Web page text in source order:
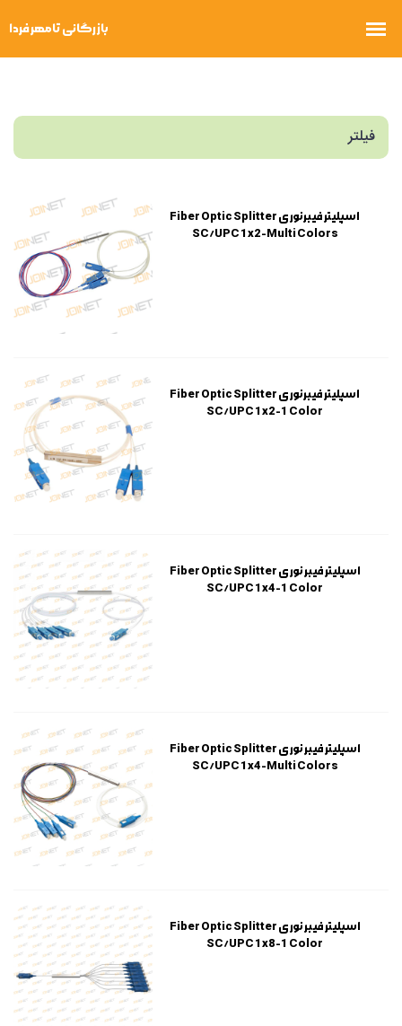
فیلتر
اسپلیتر فیبرنوری Fiber Optic Splitter
SC/UPC 1x2-Multi Colors
اسپلیتر فیبرنوری Fiber Optic Splitter
SC/UPC 1x2-1 Color
اسپلیتر فیبر نوری Fiber Optic Splitter
SC/UPC 1x4-1 Color
اسپلیتر فیبر نوری Fiber Optic Splitter
SC/UPC 1x4-Multi Colors
اسپلیتر فیبر نوری Fiber Optic Splitter
SC/UPC 1x8-1 Color